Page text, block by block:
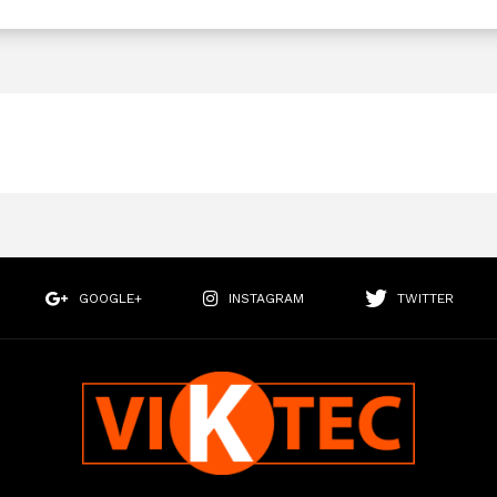
GOOGLE+ INSTAGRAM TWITTER